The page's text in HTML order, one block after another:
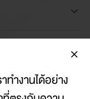
ทำงานได้อย่าง